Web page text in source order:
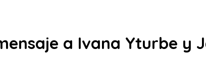
a Ivana Yturbe y